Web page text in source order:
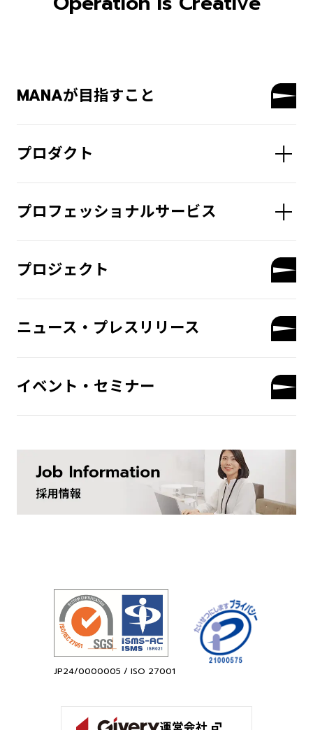
MANAが目指すこと
プロダクト
プロフェッショナルサービス
プロジェクト
ニュース・プレスリリース
イベント・セミナー
JP24/0000005 / ISO 27001